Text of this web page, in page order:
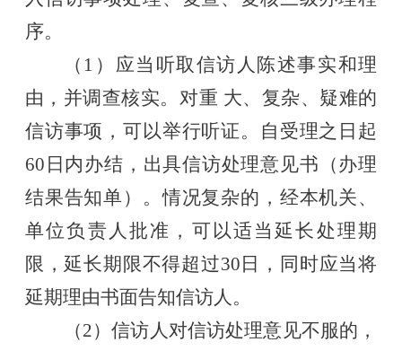
序。
（ 1）应当听取信访人陈述事实和理
由，并调查核实。对重 大、复杂、疑难的
信访事项，可以举行听证。自受理之日起
60日内办结，出具信访处理意见书（办理
结果告知单）。情况复杂的，经本机关、
单位负责人批准，可以适当延长处理期
限，延长期限不得超过30日，同时应当将
延期理由书面告知信访人。
（2）信访人对信访处理意见不服的，